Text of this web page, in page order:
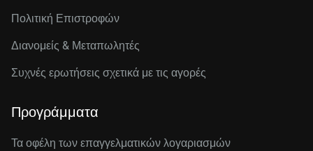
Πολιτική Επιστροφών
Διανομείς & Μεταπωλητές
Συχνές ερωτήσεις σχετικά με τις αγορές
Προγράμματα
Τα οφέλη των επαγγελματικών λογαριασμών